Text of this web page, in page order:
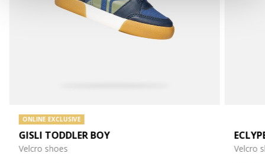
ONLINE EXCLUSIVE
GISLI TODDLER BOY
Velcro shoes
Velcro